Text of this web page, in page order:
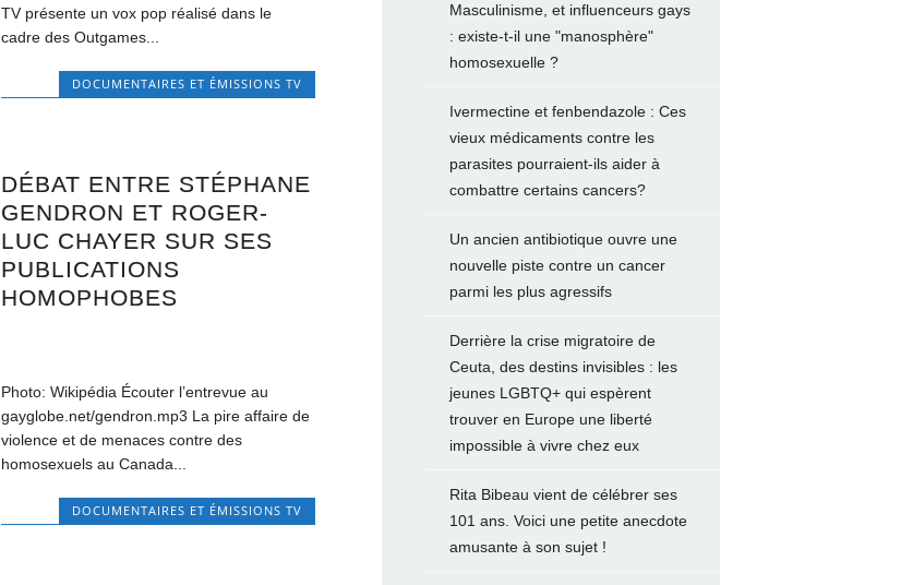
TV présente un vox pop réalisé dans le
cadre des Outgames...
DOCUMENTAIRES ET ÉMISSIONS TV
DÉBAT ENTRE STÉPHANE
GENDRON ET ROGER-
LUC CHAYER SUR SES
PUBLICATIONS
HOMOPHOBES
Photo: Wikipédia Écouter l’entrevue au
gayglobe.net/gendron.mp3 La pire affaire de
violence et de menaces contre des
homosexuels au Canada...
DOCUMENTAIRES ET ÉMISSIONS TV
Masculinisme, et influenceurs gays
: existe-t-il une "manosphère"
homosexuelle ?
Ivermectine et fenbendazole : Ces
vieux médicaments contre les
parasites pourraient-ils aider à
combattre certains cancers?
Un ancien antibiotique ouvre une
nouvelle piste contre un cancer
parmi les plus agressifs
Derrière la crise migratoire de
Ceuta, des destins invisibles : les
jeunes LGBTQ+ qui espèrent
trouver en Europe une liberté
impossible à vivre chez eux
Rita Bibeau vient de célébrer ses
101 ans. Voici une petite anecdote
amusante à son sujet !